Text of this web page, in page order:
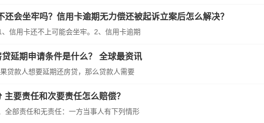
会坐牢吗？信用卡逾期无力偿还被起诉立案后怎么解决？
信用卡还不上可能会坐牢。2、信用卡逾期
延期申请条件是什么？ 全球最资讯
贷款人想要延期还房贷，那么贷款人需要
要责任和次要责任怎么赔偿？
全部责任和无责任：一方当事人有下列情形